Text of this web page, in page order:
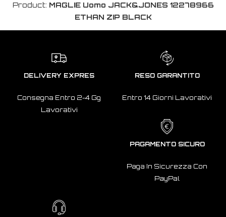
Product: MAGLIE Uomo JACK&JONES 12278966
ETHAN ZIP BLACK
DELIVERY EXPRES
Consegna Entro 2-4 Gg
Lavorativi
RESO GARANTITO
Entro 14 Giorni Lavorativi
PAGAMENTO SICURO
Paga In Sicurezza Con
PayPal